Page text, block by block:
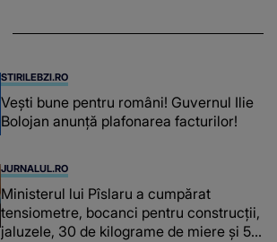
chiar și după trecerea anilor: "De
STIRILEBZI.RO
Vești bune pentru români! Guvernul Ilie
Bolojan anunță plafonarea facturilor!
JURNALUL.RO
Ministerul lui Pîslaru a cumpărat
tensiometre, bocanci pentru construcții,
jaluzele, 30 de kilograme de miere și 50